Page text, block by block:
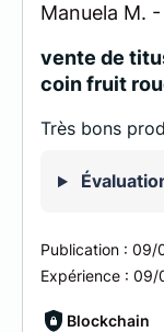
Manuela M. -
vente de
coin fruit
Très bons
Publication : 09/
Expérience : 09/
Blockchain